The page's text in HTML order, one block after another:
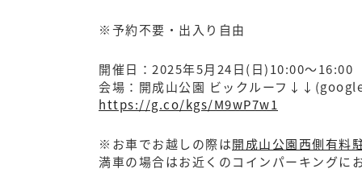
※予約不要・出入り自由
開催日：2025年5月24日(日)10:00〜16:00
会場：開成山公園 ビックルーフ
https://g.co/kgs/M9wP7w1
※お車でお越しの際は開成山公園西側有料
満車の場合はお近くのコインパーキングに